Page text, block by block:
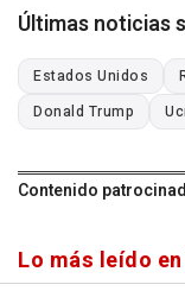
Últimas noticias
Estados Unidos
Donald Trump
Contenido
Lo más leído